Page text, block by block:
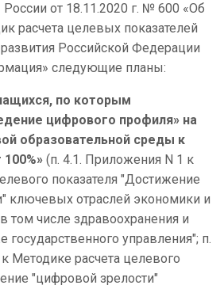
от 18.11.2020 г. № 600 «Об
расчета целевых показателей
Российской Федерации
следующие планы:
по которым
цифрового профиля» на
образовательной среды к
100%» (п. 4.1. Приложения N 1 к
показателя "Достижение
ключевых отраслей экономики и
том числе здравоохранения и
государственного управления"; п.
Методике расчета целевого
"цифровой зрелости"